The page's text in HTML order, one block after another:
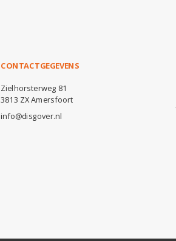
CONTACTGEGEVENS
Zielhorsterweg 81
3813 ZX Amersfoort
info@disgover.nl